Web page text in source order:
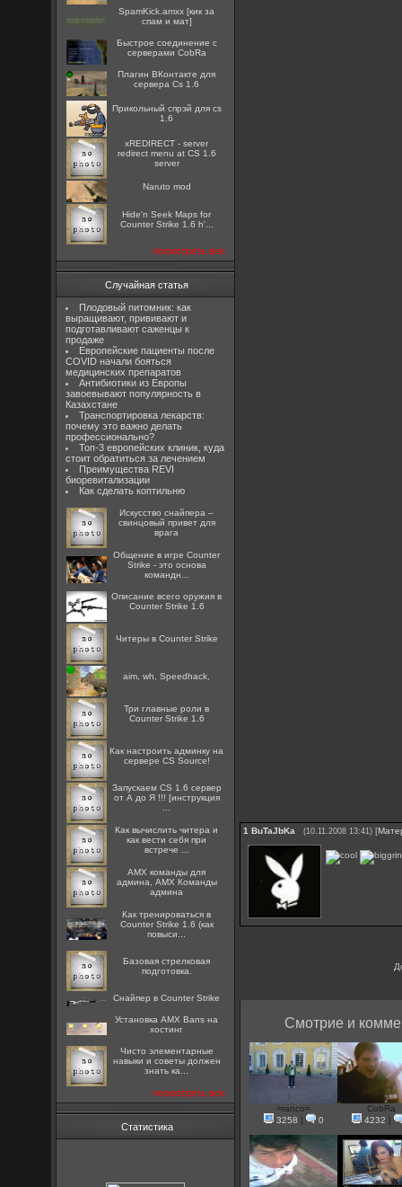
SpamKick.amxx [кик за
спам и мат]
Быстрое соединение с
серверами CobRa
Плагин ВКонтакте для
сервера Cs 1.6
Прикольный спрэй для cs
1.6
xREDIRECT - server
redirect menu at CS 1.6
server
Naruto mod
Hide'n Seek Maps for
Counter Strike 1.6 h'...
посмотреть все
Случайная статья
Плодовый питомник: как
выращивают, прививают и
подготавливают саженцы к
продаже
Европейские пациенты после
COVID начали бояться
медицинских препаратов
Антибиотики из Европы
завоевывают популярность в
Казахстане
Транспортировка лекарств:
почему это важно делать
профессионально?
Топ-3 европейских клиник, куда
стоит обратиться за лечением
Преимущества REVI
биоревитализации
Как сделать коптильню
Искусство снайпера –
свинцовый привет для
врага
Общение в игре Counter
Strike - это основа
командн...
Описание всего оружия в
Counter Strike 1.6
Читеры в Counter Strike
aim, wh, Speedhack,
Три главные роли в
Counter Strike 1.6
Как настроить админку на
сервере CS Source!
Запускаем CS 1.6 сервер
от А до Я !!! [инструкция
Как вычислить читера и
как вести себя при
встрече ...
AMX команды для
админа, AMX Команды
админа
Как тренироваться в
Counter Strike 1.6 (как
повыси...
Базовая стрелковая
подготовка.
Снайпер в Counter Strike
Установка AMX Bans на
хостинг
Чисто элементарные
навыки и советы должен
знать ка...
посмотреть все
Статистика
1 BuTaJbKa (10.11.2008 13:41) [
Смотрие и
=ranco=
3258
0
CobRa
4232